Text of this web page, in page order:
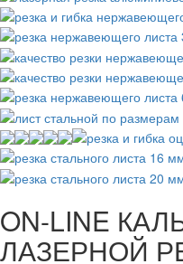
ON-LINE
ЛАЗЕРНОЙ